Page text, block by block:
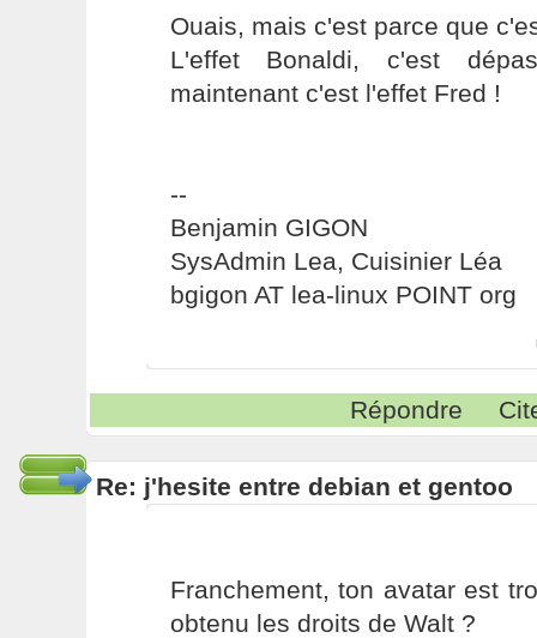
Ouais, mais c'est parce que
L'effet Bonaldi, c'est
maintenant c'est l'effet Fred !
--
Benjamin GIGON
SysAdmin Lea, Cuisinier Léa
bgigon AT lea-linux POINT org
Répondre
Re: j'hesite entre debian et gentoo
Franchement, ton avatar est
obtenu les droits de Walt ?